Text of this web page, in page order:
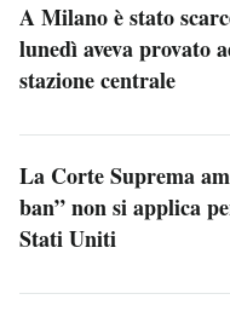
A Milano è stato
lunedì aveva provato
stazione centrale
La Corte Suprema
ban” non si applica
Stati Uniti